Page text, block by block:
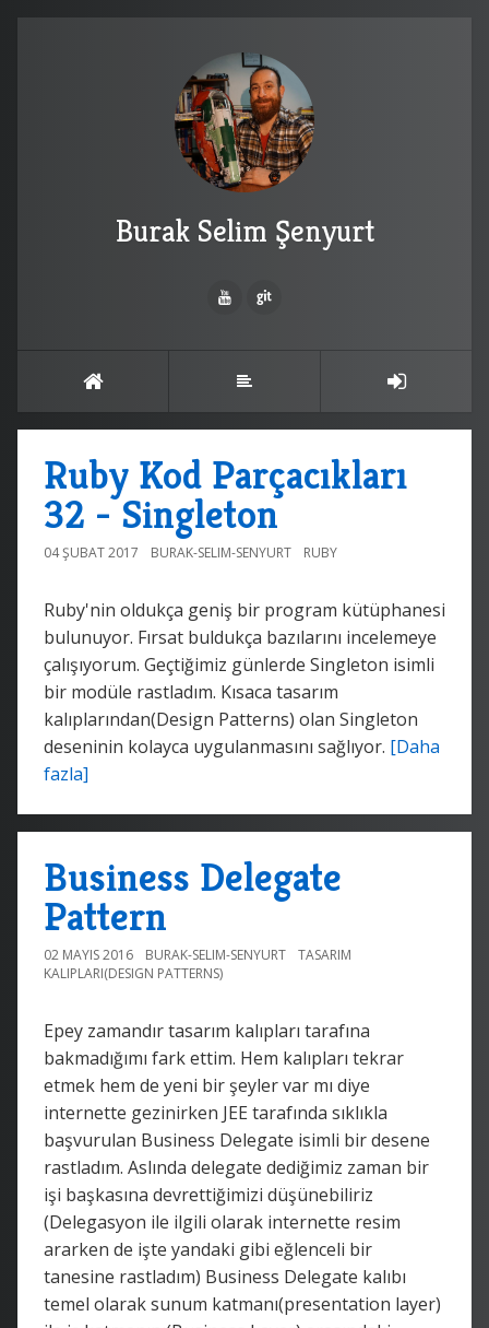
Burak Selim Şenyurt
Ruby Kod Parçacıkları
32 - Singleton
04 ŞUBAT 2017 BURAK-SELIM-SENYURT RUBY
Ruby'nin oldukça geniş bir program kütüphanesi
bulunuyor. Fırsat buldukça bazılarını incelemeye
çalışıyorum. Geçtiğimiz günlerde Singleton isimli
bir modüle rastladım. Kısaca tasarım
kalıplarından(Design Patterns) olan Singleton
deseninin kolayca uygulanmasını sağlıyor. [Daha
fazla]
Business Delegate
Pattern
02 MAYIS 2016 BURAK-SELIM-SENYURT
TASARIM
KALIPLARI(DESIGN PATTERNS)
Epey zamandır tasarım kalıpları tarafına
bakmadığımı fark ettim. Hem kalıpları tekrar
etmek hem de yeni bir şeyler var mı diye
internette gezinirken JEE tarafında sıklıkla
başvurulan Business Delegate isimli bir desene
rastladım. Aslında delegate dediğimiz zaman bir
işi başkasına devrettiğimizi düşünebiliriz
(Delegasyon ile ilgili olarak internette resim
ararken de işte yandaki gibi eğlenceli bir
tanesine rastladım) Business Delegate kalıbı
temel olarak sunum katmanı(presentation layer)